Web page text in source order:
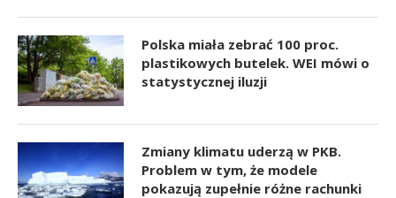
Polska miała zebrać 100 proc.
plastikowych butelek. WEI mówi o
statystycznej iluzji
Zmiany klimatu uderzą w PKB.
Problem w tym, że modele
pokazują zupełnie różne rachunki